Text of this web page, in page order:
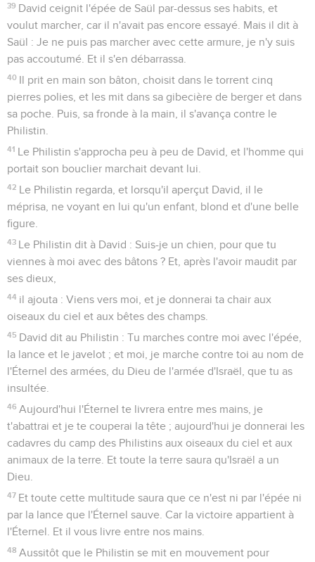
39 David ceignit l'épée de Saül par-dessus ses habits, et
voulut marcher, car il n'avait pas encore essayé. Mais il dit à
Saül : Je ne puis pas marcher avec cette armure, je n'y suis
pas accoutumé. Et il s'en débarrassa.
40 Il prit en main son bâton, choisit dans le torrent cinq
pierres polies, et les mit dans sa gibecière de berger et dans
sa poche. Puis, sa fronde à la main, il s'avança contre le
Philistin.
41 Le Philistin s'approcha peu à peu de David, et l'homme qui
portait son bouclier marchait devant lui.
42 Le Philistin regarda, et lorsqu'il aperçut David, il le
méprisa, ne voyant en lui qu'un enfant, blond et d'une belle
figure.
43 Le Philistin dit à David : Suis-je un chien, pour que tu
viennes à moi avec des bâtons ? Et, après l'avoir maudit par
ses dieux,
44 il ajouta : Viens vers moi, et je donnerai ta chair aux
oiseaux du ciel et aux bêtes des champs.
45 David dit au Philistin : Tu marches contre moi avec l'épée,
la lance et le javelot ; et moi, je marche contre toi au nom de
l'Éternel des armées, du Dieu de l'armée d'Israël, que tu as
insultée.
46 Aujourd'hui l'Éternel te livrera entre mes mains, je
t'abattrai et je te couperai la tête ; aujourd'hui je donnerai les
cadavres du camp des Philistins aux oiseaux du ciel et aux
animaux de la terre. Et toute la terre saura qu'Israël a un
Dieu.
47 Et toute cette multitude saura que ce n'est ni par l'épée ni
par la lance que l'Éternel sauve. Car la victoire appartient à
l'Éternel. Et il vous livre entre nos mains.
48 Aussitôt que le Philistin se mit en mouvement pour